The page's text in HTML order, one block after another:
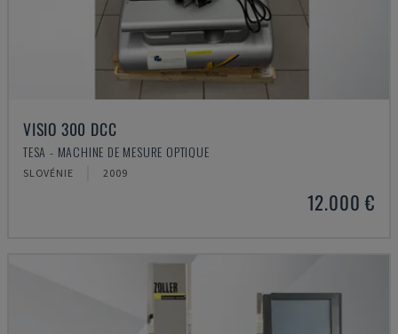
VISIO 300 DCC
TESA - MACHINE DE MESURE OPTIQUE
SLOVÉNIE 2009
12.000 €